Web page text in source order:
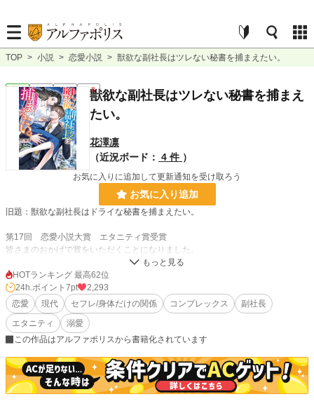
TOP > 小説 > 恋愛小説 > 獣欲な副社長はツレない秘書を捕まえたい。
恋愛 完結 長編 R18獣欲な副社長はツレない秘書を捕まえ
たい。
花澤凛
（近況ボード： 4 件 ）
お気に入りに追加して更新通知を受け取ろう
お気に入り追加
旧題：獣欲な副社長はドライな秘書を捕まえたい。
第17回 恋愛小説大賞 エタニティ賞受賞
皆さまのおかげで賞をいただくことになりました。
越智美琴（おちみこと）は元彼に「お前とのセックス、気持ちよくない」と言わ
れたことをきっかけにセックスを探求し続けていた。とはいえ、相手はいないの
で玩具を使った一人エッチ。おまけに探求しすぎた結果、玩具でしか快感を得ら
れない身体になってしまった。
そんなある日美琴は大事な玩具の入ったポーチを会社に忘れてしまう。慌てて取
りに戻ったものの、副社長であり美琴の上司である蓮見慧士（はすみさとし）に
ポーチの中身がバレてしまった。
HOTランキング 最高62位
24h.ポイント 7pt
2,293
恋愛
現代 セフレ/身体だけの関係 コンプレックス
副社長
エタニティ
溺愛
この作品はアルファポリスから書籍化されています